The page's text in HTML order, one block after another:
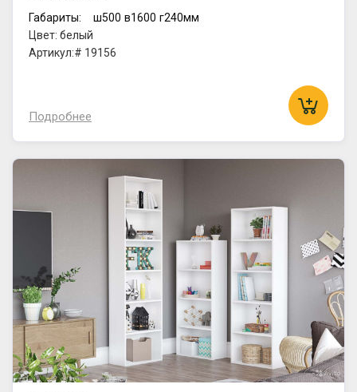
Габариты: ш500 в1600 г240мм
Цвет: белый
Артикул:# 19156
Подробнее